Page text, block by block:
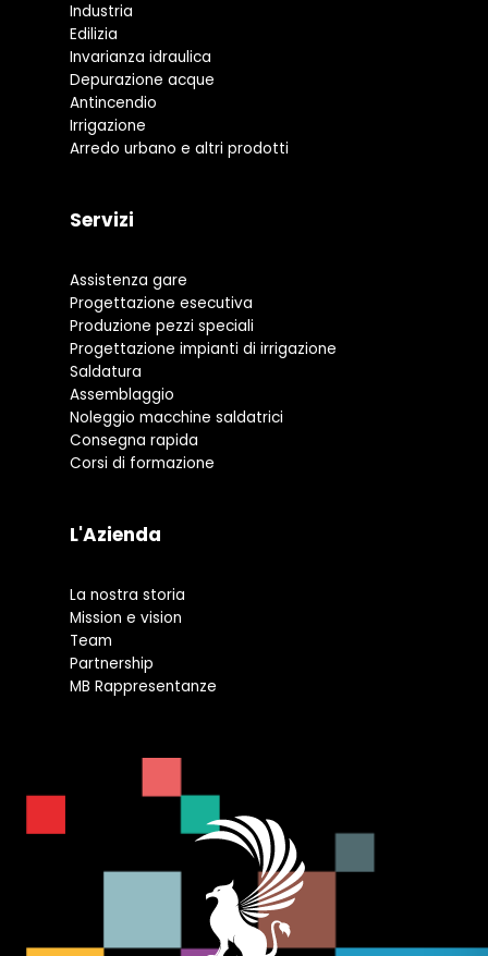
Industria
Edilizia
Invarianza idraulica
Depurazione acque
Antincendio
Irrigazione
Arredo urbano e altri prodotti
Servizi
Assistenza gare
Progettazione esecutiva
Produzione pezzi speciali
Progettazione impianti di irrigazione
Saldatura
Assemblaggio
Noleggio macchine saldatrici
Consegna rapida
Corsi di formazione
L'Azienda
La nostra storia
Mission e vision
Team
Partnership
MB Rappresentanze